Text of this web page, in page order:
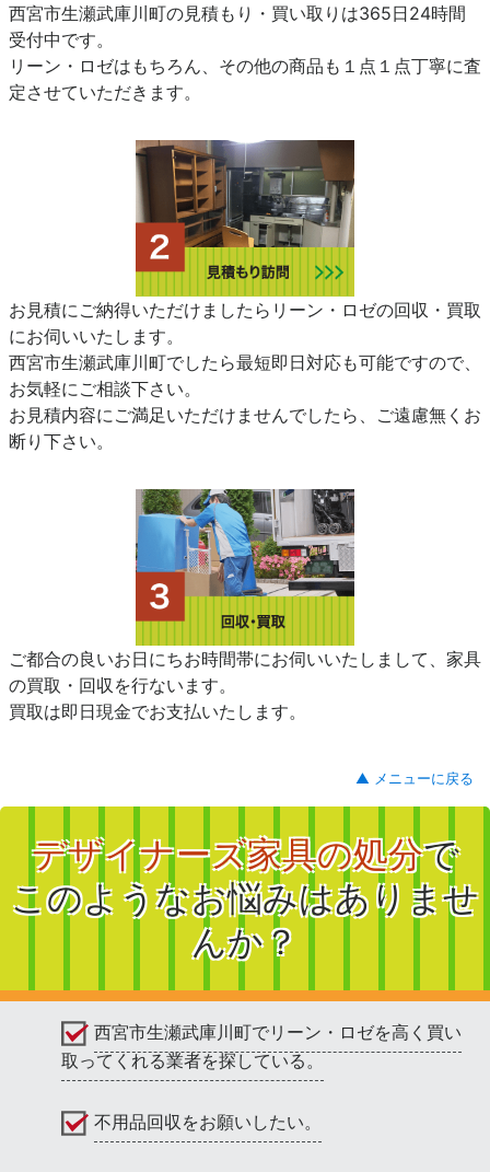
西宮市生瀬武庫川町の見積もり・買い取りは365日24時間
受付中です。
リーン・ロゼはもちろん、その他の商品も１点１点丁寧に査
定させていただきます。
お見積にご納得いただけましたらリーン・ロゼの回収・買取
にお伺いいたします。
西宮市生瀬武庫川町でしたら最短即日対応も可能ですので、
お気軽にご相談下さい。
お見積内容にご満足いただけませんでしたら、ご遠慮無くお
断り下さい。
ご都合の良いお日にちお時間帯にお伺いいたしまして、家具
の買取・回収を行ないます。
買取は即日現金でお支払いたします。
▲ メニューに戻る
デザイナーズ家具の処分で
このようなお悩みはありませ
んか？
西宮市生瀬武庫川町でリーン・ロゼを高く買い
取ってくれる業者を探している。
不用品回収をお願いしたい。